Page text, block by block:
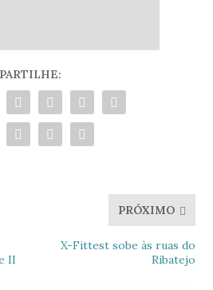
PARTILHE:
II
PRÓXIMO
X-Fittest sobe às ruas do
Ribatejo